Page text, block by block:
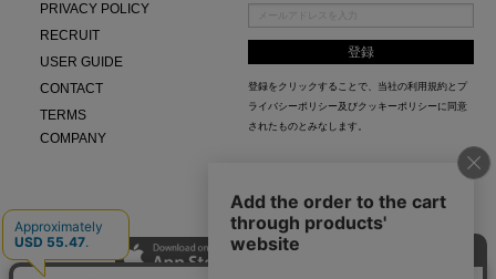
PRIVACY POLICY
RECRUIT
USER GUIDE
CONTACT
TERMS
COMPANY
登録をクリックすることで、当社の利用規約と プ
ライバシーポリシー及びクッキーポリシー に同意
されたものとみなします。
AZUL APP